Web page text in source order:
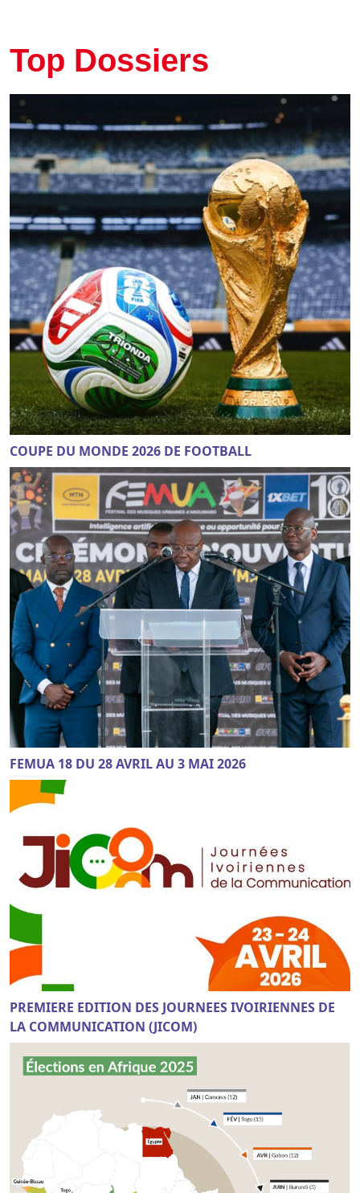
Top Dossiers
COUPE DU MONDE 2026 DE FOOTBALL
FEMUA 18 DU 28 AVRIL AU 3 MAI 2026
PREMIERE EDITION DES JOURNEES IVOIRIENNES DE
LA COMMUNICATION (JICOM)